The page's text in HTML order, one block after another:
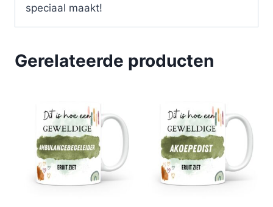
speciaal maakt!
Gerelateerde producten